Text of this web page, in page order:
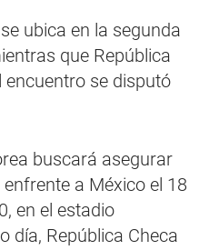
ubica en la segunda
que República
encuentro se disputó
buscará asegurar
a México el 18
en el estadio
día, República Checa